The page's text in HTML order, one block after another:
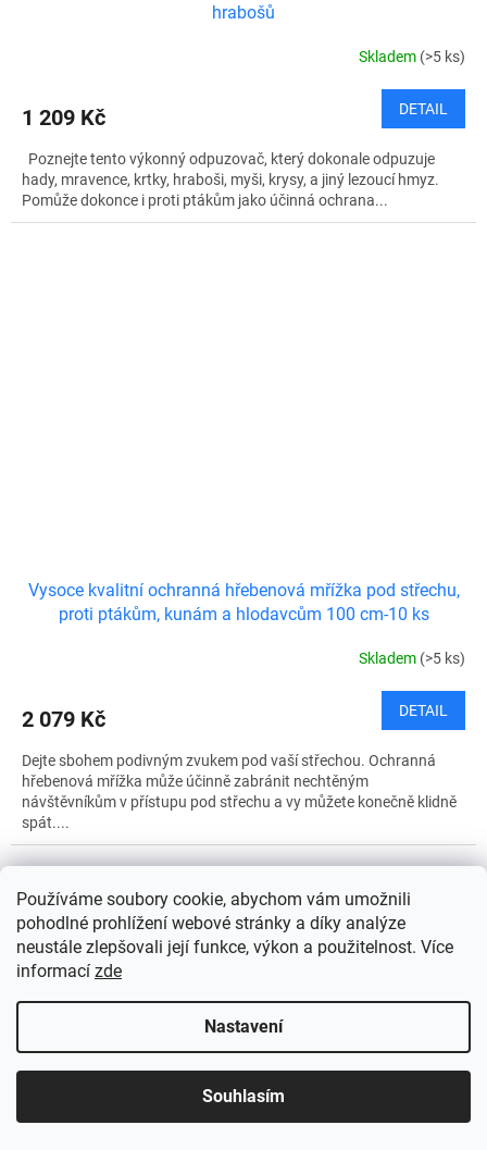
Používáme soubory cookie, abychom vám umožnili
pohodlné prohlížení webové stránky a díky analýze
neustále zlepšovali její funkce, výkon a použitelnost. Více
informací zde
Nastavení
Souhlasím
hrabošů
Skladem (>5 ks)
1 209 Kč DETAIL
Poznejte tento výkonný odpuzovač, který dokonale odpuzuje
hady, mravence, krtky, hraboši, myši, krysy, a jiný lezoucí hmyz.
Pomůže dokonce i proti ptákům jako účinná ochrana...
Vysoce kvalitní ochranná hřebenová mřížka pod střechu,
proti ptákům, kunám a hlodavcům 100 cm-10 ks
Skladem (>5 ks)
2 079 Kč DETAIL
Dejte sbohem podivným zvukem pod vaší střechou. Ochranná
hřebenová mřížka může účinně zabránit nechtěným
návštěvníkům v přístupu pod střechu a vy můžete konečně klidně
spát....